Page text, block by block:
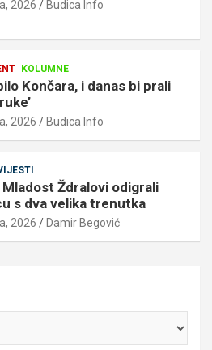
2026 Budica Info
KOLUMNE
Končara, i danas bi prali
2026 Budica Info
Mladost Ždralovi odigrali
s dva velika trenutka
2026 Damir Begović